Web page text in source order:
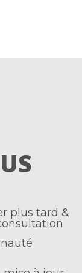
plus tard &